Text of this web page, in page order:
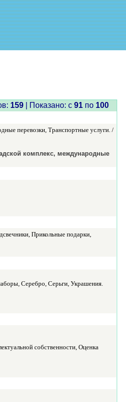
159 | Показано: c 91 по 100
перевозки, Транспортные услуги. /
комплекс, международные
Прикольные подарки,
Серебро, Серьги, Украшения.
собственности, Оценка